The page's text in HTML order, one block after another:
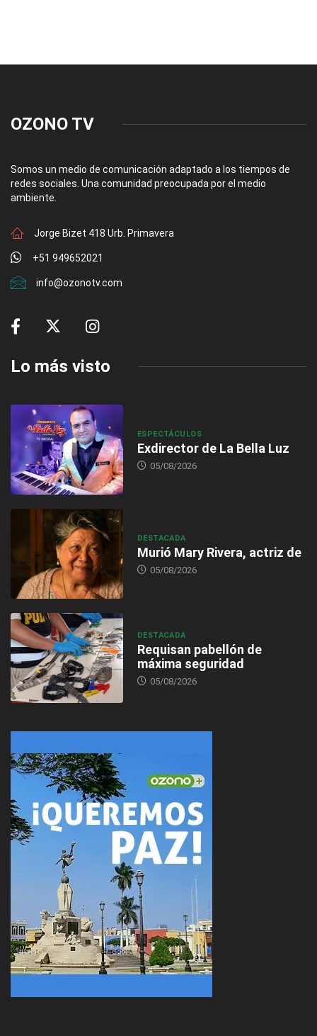
OZONO TV
Somos un medio de comunicación adaptado a los tiempos de
redes sociales. Una comunidad preocupada por el medio
ambiente.
Jorge Bizet 418 Urb. Primavera
+51 949652021
info@ozonotv.com
Lo más visto
ESPECTÁCULOS
Exdirector de La Bella Luz
05/08/2026
DESTACADA
Murió Mary Rivera, actriz de
05/08/2026
DESTACADA
Requisan pabellón de
máxima seguridad
05/08/2026